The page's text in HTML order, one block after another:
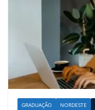
GRADUAÇÃO NORDESTE